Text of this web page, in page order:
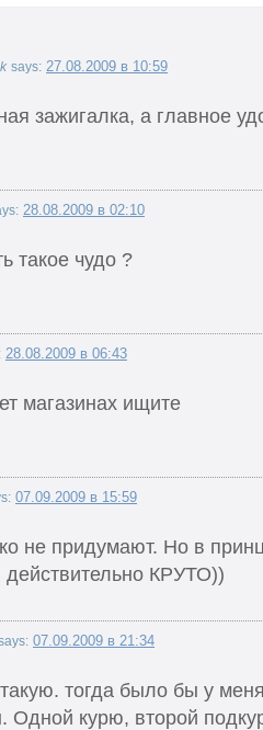
says: 27.08.2009 в 10:59
зажигалка, а главное
28.08.2009 в 02:10
такое чудо ?
28.08.2009 в 06:43
магазинах ищите
07.09.2009 в 15:59
не придумают. Но в
действительно КРУТО))
07.09.2009 в 21:34
тогда было бы у
Одной курю, второй